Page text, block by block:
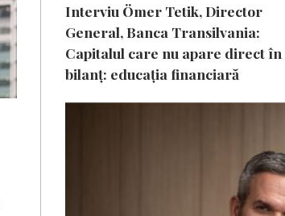
Interviu Ömer Tetik, Director
General, Banca Transilvania:
Capitalul care nu apare direct în
bilanț: educația financiară